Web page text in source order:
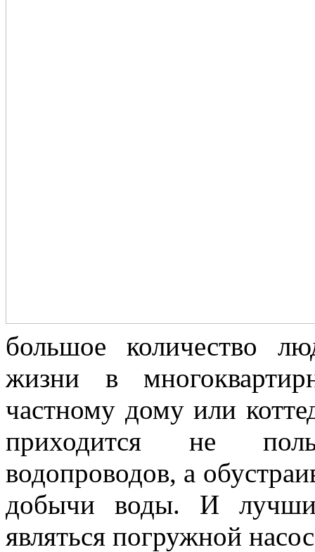
большое количество
жизни в
частному дому или
приходится не
водопроводов, а
добычи воды. И
являться погружной